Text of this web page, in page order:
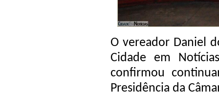
O vereador Daniel
Cidade em
confirmou
Presidência da